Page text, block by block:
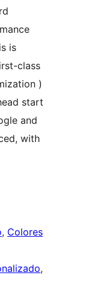
is
class
)
start
and
with
, Colores